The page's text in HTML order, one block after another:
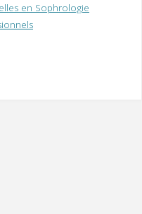
en Sophrologie